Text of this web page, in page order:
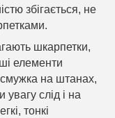
збігається, не
шкарпетки,
елементи
на штанах,
слід і на
тонкі